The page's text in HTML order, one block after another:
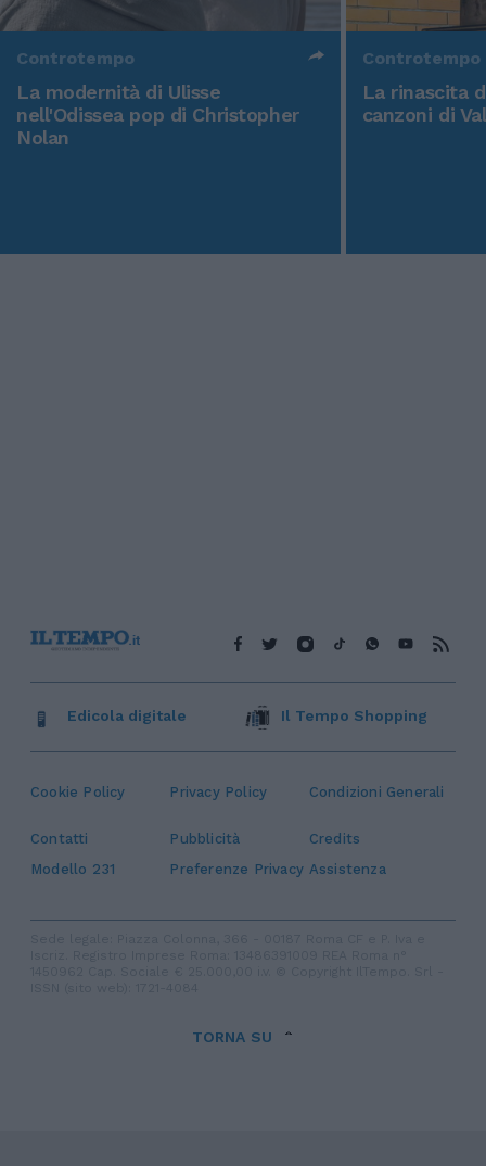
Controtempo
La modernità di Ulisse
nell'Odissea pop di Christopher
Nolan
Controtempo
La rinascita
canzoni di
Cookie Policy Privacy Policy Condizioni Generali
Contatti Pubblicità
Credits
Modello 231
Preferenze Privacy Assistenza
Edicola digitale Il Tempo Shopping
TORNA SU